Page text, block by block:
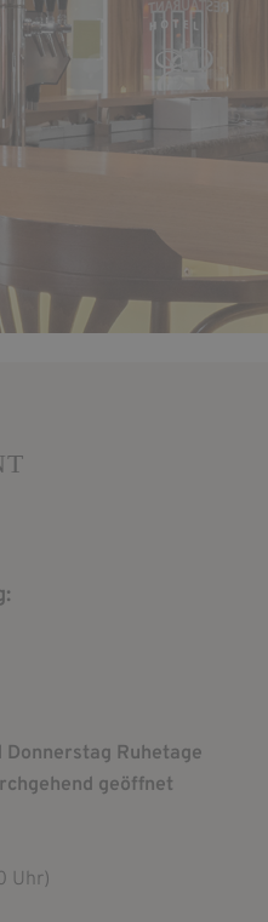
Donnerstag Ruhetage
geöffnet
Uhr)